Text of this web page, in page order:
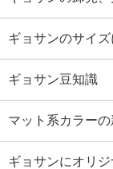
ギョサンのサイズ
ギョサン豆知識
マット系カラー
ギョサンにオリ